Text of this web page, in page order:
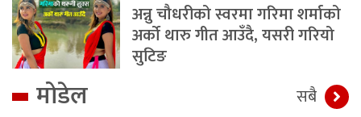
अन्नु चौधरीको स्वरमा गरिमा शर्माको
अर्को थारु गीत आउँदै, यसरी गरियो
सुटिङ
मोडेल सबै